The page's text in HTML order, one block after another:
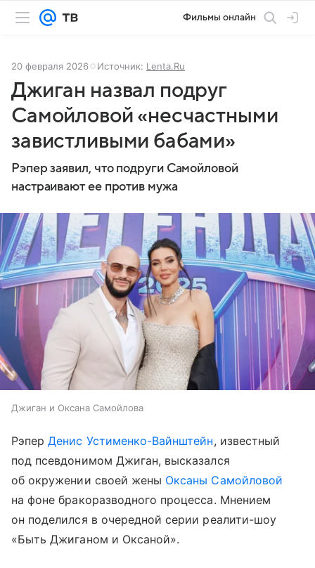
Фильмы онлайн
20 февраля 2026 Источник: Lenta.Ru
Джиган назвал подруг
Самойловой «несчастными
завистливыми бабами»
Рэпер заявил, что подруги Самойловой
настраивают ее против мужа
Джиган и Оксана Самойлова
РэперДенис Устименко-Вайнштейн, известный
под псевдонимом Джиган, высказался
об окружении своей жены Оксаны Самойловой
на фоне бракоразводного процесса. Мнением
он поделился в очередной серии реалити-шоу
«Быть Джиганом и Оксаной».